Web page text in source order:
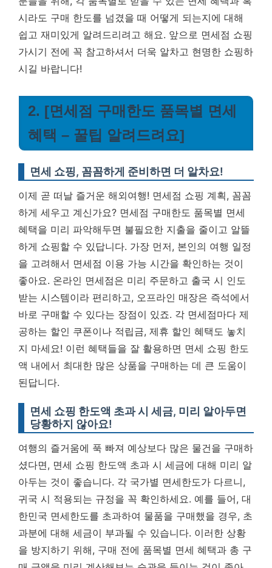
시라도 구매 한도를 넘겼을 때 어떻게 되는지에 대해
쉽고 재미있게 알려드리려고 해요. 앞으로 면세점 쇼핑
가시기 전에 꼭 참고하셔서 더욱 알차고 현명한 쇼핑하
시길 바랍니다!
2. [면세점 구매한도 품목별 면세
혜택 – 꿀팁 알려드려요]
면세 쇼핑, 꼼꼼하게 준비하면 더 알차요!
이제 곧 떠날 즐거운 해외여행! 면세점 쇼핑 계획, 꼼꼼
하게 세우고 계신가요? 면세점 구매한도 품목별 면세
혜택을 미리 파악해두면 불필요한 지출을 줄이고 알뜰
하게 쇼핑할 수 있답니다. 가장 먼저, 본인의 여행 일정
을 고려해서 면세점 이용 가능 시간을 확인하는 것이
좋아요. 온라인 면세점은 미리 주문하고 출국 시 인도
받는 시스템이라 편리하고, 오프라인 매장은 즉석에서
바로 구매할 수 있다는 장점이 있죠. 각 면세점마다 제
공하는 할인 쿠폰이나 적립금, 제휴 할인 혜택도 놓치
지 마세요! 이런 혜택들을 잘 활용하면 면세 쇼핑 한도
액 내에서 최대한 많은 상품을 구매하는 데 큰 도움이
된답니다.
면세 쇼핑 한도액 초과 시 세금, 미리 알아두면
당황하지 않아요!
여행의 즐거움에 푹 빠져 예상보다 많은 물건을 구매하
셨다면, 면세 쇼핑 한도액 초과 시 세금에 대해 미리 알
아두는 것이 좋습니다. 각 국가별 면세한도가 다르니,
귀국 시 적용되는 규정을 꼭 확인하세요. 예를 들어, 대
한민국 면세한도를 초과하여 물품을 구매했을 경우, 초
과분에 대해 세금이 부과될 수 있습니다. 이러한 상황
을 방지하기 위해, 구매 전에 품목별 면세 혜택과 총 구